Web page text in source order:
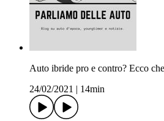
Auto ibride pro e contro? Ecco
24/02/2021
14min